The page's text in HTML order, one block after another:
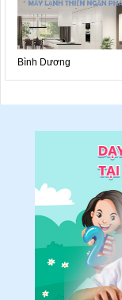
Bình Dương